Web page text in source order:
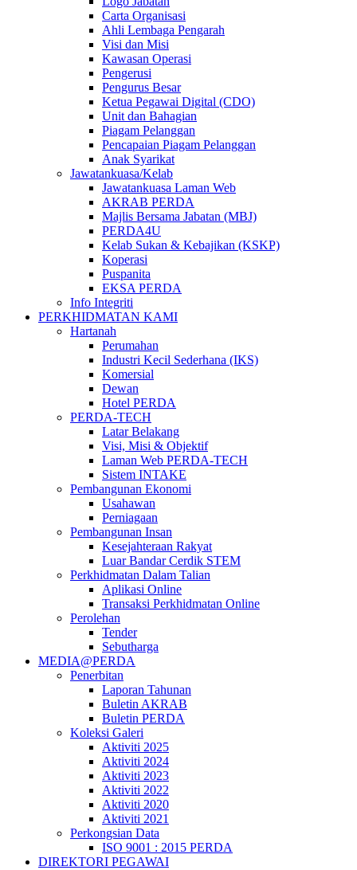
Carta Organisasi
Ahli Lembaga Pengarah
Visi dan Misi
Kawasan Operasi
Pengerusi
Pengurus Besar
Ketua Pegawai Digital (CDO)
Unit dan Bahagian
Piagam Pelanggan
Pencapaian Piagam Pelanggan
Anak Syarikat
Jawatankuasa/Kelab
Jawatankuasa Laman Web
AKRAB PERDA
Majlis Bersama Jabatan (MBJ)
PERDA4U
Kelab Sukan & Kebajikan (KSKP)
Koperasi
Puspanita
EKSA PERDA
Info Integriti
PERKHIDMATAN KAMI
Hartanah
Perumahan
Industri Kecil Sederhana (IKS)
Komersial
Dewan
Hotel PERDA
PERDA-TECH
Latar Belakang
Visi, Misi & Objektif
Laman Web PERDA-TECH
Sistem INTAKE
Pembangunan Ekonomi
Usahawan
Perniagaan
Pembangunan Insan
Kesejahteraan Rakyat
Luar Bandar Cerdik STEM
Perkhidmatan Dalam Talian
Aplikasi Online
Transaksi Perkhidmatan Online
Perolehan
Tender
Sebutharga
MEDIA@PERDA
Penerbitan
Laporan Tahunan
Buletin AKRAB
Buletin PERDA
Koleksi Galeri
Aktiviti 2025
Aktiviti 2024
Aktiviti 2023
Aktiviti 2022
Aktiviti 2020
Aktiviti 2021
Perkongsian Data
ISO 9001 : 2015 PERDA
DIREKTORI PEGAWAI